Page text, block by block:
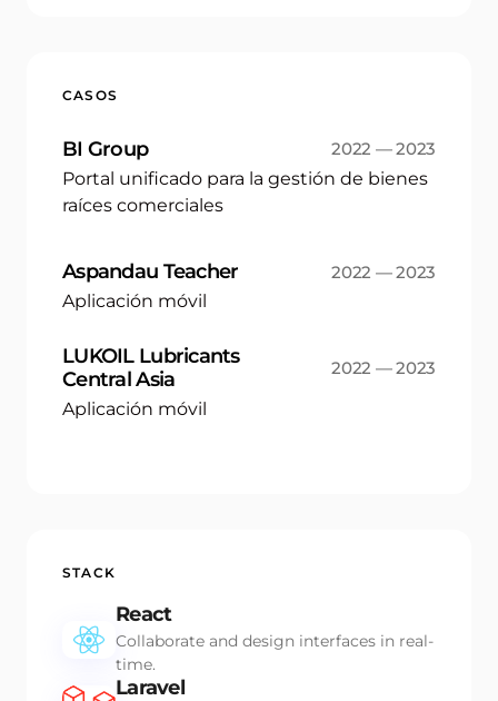
CASOS
BI Group
2022 — 2023
Portal unificado para la gestión de bienes
raíces comerciales
Aspandau Teacher
2022 — 2023
Aplicación móvil
LUKOIL Lubricants
Central Asia
2022 — 2023
Aplicación móvil
STACK
React
Collaborate and design interfaces in real-
time.
Laravel